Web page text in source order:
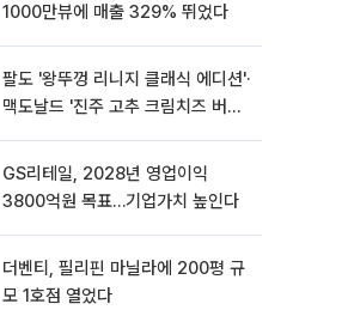
1000만뷰에 매출 329% 뛰었다
팔도 '왕뚜껑 리니지 클래식 에디션'·
맥도날드 '진주 고추 크림치즈 버거'
GS리테일, 2028년 영업이익
3800억원 목표…기업가치 높인다
더벤티, 필리핀 마닐라에 200평 규
모 1호점 열었다